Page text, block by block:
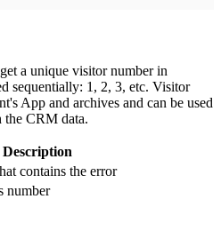
a unique visitor number in
sequentially: 1, 2, 3, etc. Visitor
App and archives and can be used
the CRM data.
Description
contains the error
number